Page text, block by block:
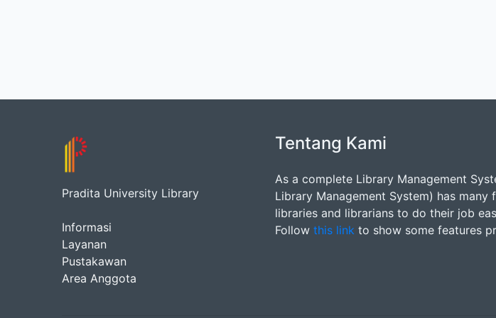
Pradita University Library
Informasi
Layanan
Pustakawan
Area Anggota
Tentang Kami
As a complete Library Management
Library Management System) has many
libraries and librarians to do their job
Follow this link to show some features